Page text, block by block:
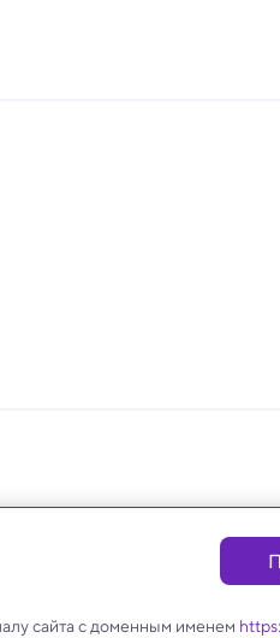
сайта с доменным именем